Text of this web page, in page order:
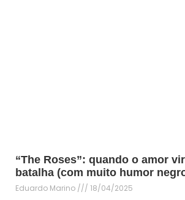
“The Roses”: quando o amor
batalha (com muito humor
Eduardo Marino 18/04/2025